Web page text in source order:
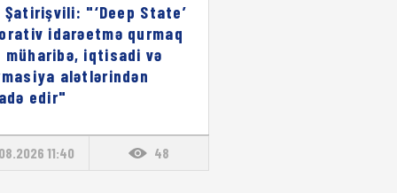
Şatirişvili: "‘Deep State’
idarəetmə qurmaq
müharibə, iqtisadi və
alətlərindən
edir"
11:40 48